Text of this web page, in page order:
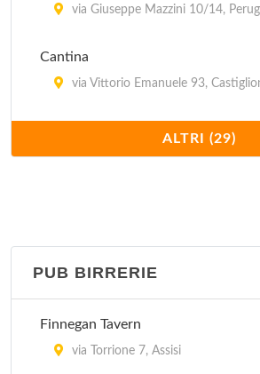
via Giuseppe Mazzini 10/14,
Cantina
via Vittorio Emanuele 93,
corso Cavour 28, Perugia
Da Angelo
Da Boccione
ALTRI (29)
PUB BIRRERIE
Finnegan Tavern
via Torrione 7, Assisi